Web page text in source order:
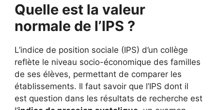
Quelle est la valeur
normale de l’IPS ?
L’indice de position sociale (IPS) d’un collège
reflète le niveau socio-économique des familles
de ses élèves, permettant de comparer les
établissements. Il faut savoir que l’IPS dont il
est question dans les résultats de recherche est